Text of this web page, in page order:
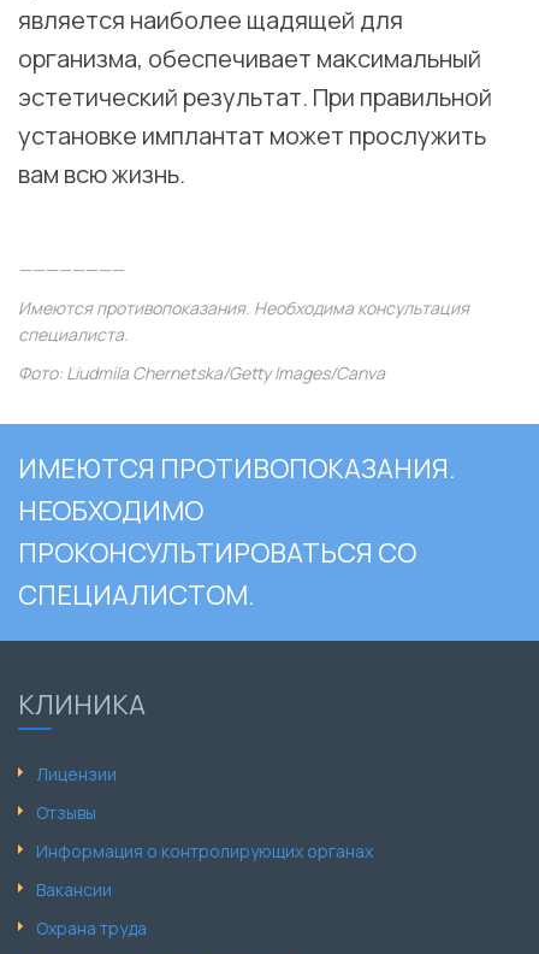
является наиболее щадящей для
организма, обеспечивает максимальный
эстетический результат. При правильной
установке имплантат может прослужить
вам всю жизнь.
————————
Имеются противопоказания. Необходима консультация
специалиста.
Фото: Liudmila Chernetska/Getty Images/Canva
ИМЕЮТСЯ ПРОТИВОПОКАЗАНИЯ.
НЕОБХОДИМО
ПРОКОНСУЛЬТИРОВАТЬСЯ СО
СПЕЦИАЛИСТОМ.
КЛИНИКА
Лицензии
Отзывы
Информация о контролирующих органах
Вакансии
Охрана труда